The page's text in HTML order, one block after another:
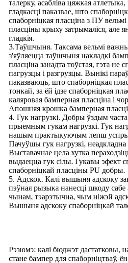
талерку, асабліва цяжкая
гладкасці паказвае, што
спаборніцкая пласціна з ПУ
пласціны крыху затрымаліся, але
гладкія.
3.Таўшчыня. Таксама вельмі
з'яўляецца таўшчыня накладкі
пласціна занадта тоўстая, гэта не
пагрузцы і разгрузцы. Вынікі
паказваюць, што спаборніцкая
тонкай, за ёй ідзе спаборніцкая
каляровая бамперная пласціна і
Апошняя крошка бамперная
4. Гук нагрузкі. Добры ўздым часта
прыемным гукам нагрузкі. Гук
нашым практыкуючым лепш
Пачуўшы гук нагрузкі, неадкладна
Выставачнае цела хутка
выдаецца гук сілы. Гукавы эфект
спаборніцкай пласціны PU добры.
5. Адскок. Калі вышыня адскоку
пэўная рызыка нанесці шкоду
чынам, тэарэтычна, чым ніжэй
Вышыня адскоку спаборніцкай
Рэзюмэ: калі бюджэт дастатковы,
стане бампер для спаборніцтваў,